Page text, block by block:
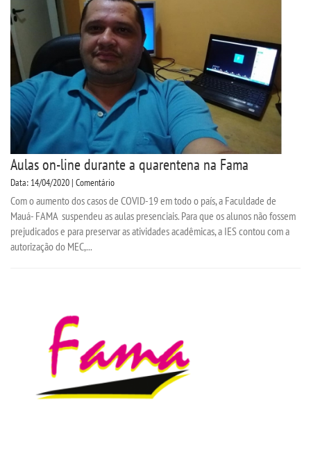
Aulas on-line durante a quarentena na Fama
Data: 14/04/2020 | Comentário
Com o aumento dos casos de COVID-19 em todo o país, a Faculdade de
Mauá- FAMA suspendeu as aulas presenciais. Para que os alunos não fossem
prejudicados e para preservar as atividades acadêmicas, a IES contou com a
autorização do MEC,...